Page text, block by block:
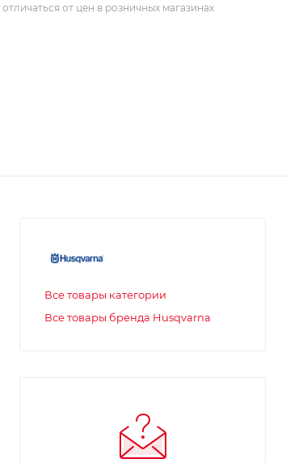
от цен в розничных магазинах
Все товары категории
Все товары бренда Husqvarna